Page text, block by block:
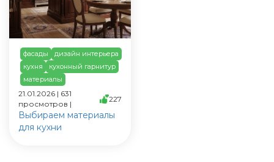
фасады
дизайн интерьера
кухня
кухонный гарнитур
материалы
21.01.2026 | 631
просмотров |
227
Выбираем материалы
для кухни